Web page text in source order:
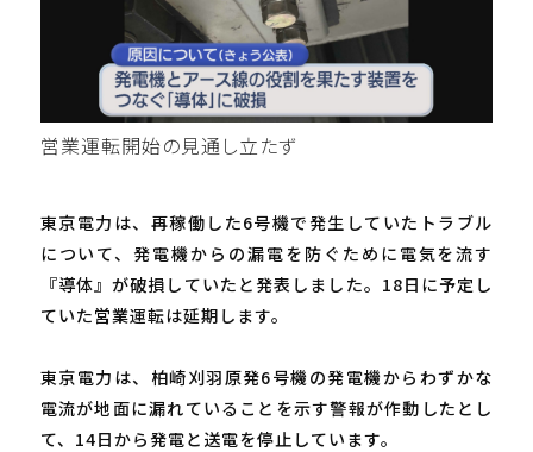
営業運転開始の見通し立たず
東京電力は、再稼働した6号機で発生していたトラブル
について、発電機からの漏電を防ぐために電気を流す
『導体』が破損していたと発表しました。18日に予定し
ていた営業運転は延期します。
東京電力は、柏崎刈羽原発6号機の発電機からわずかな
電流が地面に漏れていることを示す警報が作動したとし
て、14日から発電と送電を停止しています。